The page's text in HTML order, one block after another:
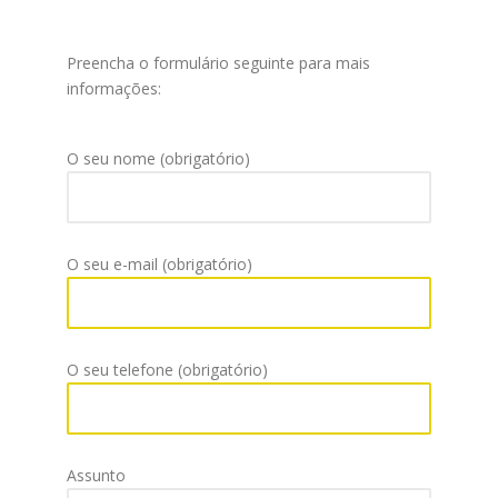
Preencha o formulário seguinte para mais
informações:
O seu nome (obrigatório)
O seu e-mail (obrigatório)
O seu telefone (obrigatório)
Assunto